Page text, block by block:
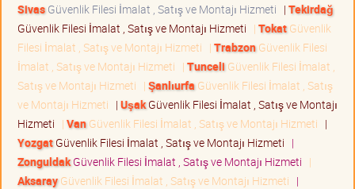
SivasGüvenlik Filesi İmalat , Satış ve Montajı Hizmeti | Tekirdağ
Güvenlik Filesi İmalat , Satış ve Montajı Hizmeti | TokatGüvenlik
Filesi İmalat , Satış ve Montajı Hizmeti | TrabzonGüvenlik Filesi
İmalat , Satış ve Montajı Hizmeti | Tunceli Güvenlik Filesi İmalat ,
Satış ve Montajı Hizmeti | Şanlıurfa Güvenlik Filesi İmalat , Satış
ve Montajı Hizmeti | UşakGüvenlik Filesi İmalat , Satış ve Montajı
Hizmeti | VanGüvenlik Filesi İmalat , Satış ve Montajı Hizmeti |
YozgatGüvenlik Filesi İmalat , Satış ve Montajı Hizmeti |
ZonguldakGüvenlik Filesi İmalat , Satış ve Montajı Hizmeti |
AksarayGüvenlik Filesi İmalat , Satış ve Montajı Hizmeti |